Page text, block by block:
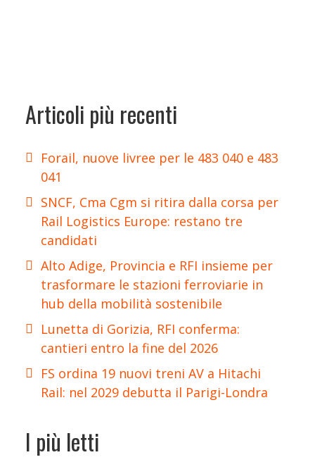
Articoli più recenti
Forail, nuove livree per le 483 040 e 483
041
SNCF, Cma Cgm si ritira dalla corsa per
Rail Logistics Europe: restano tre
candidati
Alto Adige, Provincia e RFI insieme per
trasformare le stazioni ferroviarie in
hub della mobilità sostenibile
Lunetta di Gorizia, RFI conferma:
cantieri entro la fine del 2026
FS ordina 19 nuovi treni AV a Hitachi
Rail: nel 2029 debutta il Parigi-Londra
I più letti